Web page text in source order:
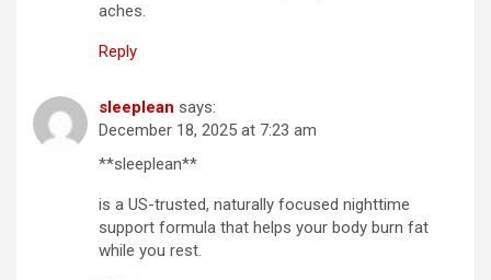
aches.
Reply
sleeplean says:
December 18, 2025 at 7:23 am
**sleeplean**
is a US-trusted, naturally focused nighttime
support formula that helps your body burn fat
while you rest.